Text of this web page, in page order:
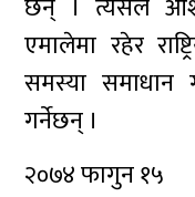
छन् । त्यसैलै
एमालेमा रहेर
समस्या समाधान
गर्नेछन् ।
२०७४ फागुन १५